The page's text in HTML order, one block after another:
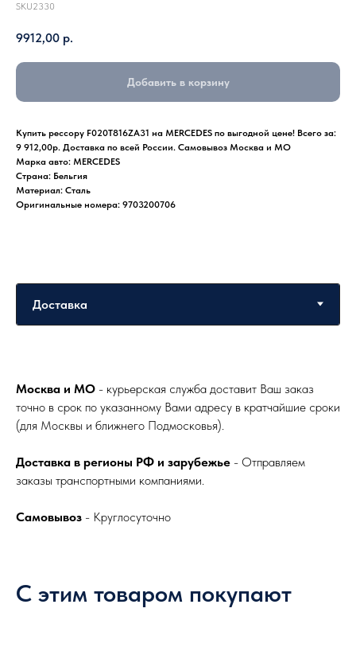
SKU2330
9912,00 р.
Добавить в корзину
Купить рессору F020T816ZA31 на MERCEDES по выгодной цене! Всего за:
9 912,00р. Доставка по всей России. Самовывоз Москва и МО
Марка авто: MERCEDES
Страна: Бельгия
Материал: Сталь
Оригинальные номера: 9703200706
Москва и МО - курьерская служба доставит Ваш заказ
точно в срок по указанному Вами адресу в кратчайшие сроки
(для Москвы и ближнего Подмосковья).
Доставка в регионы РФ и зарубежье - Отправляем
заказы транспортными компаниями.
Самовывоз - Круглосуточно
С этим товаром покупают